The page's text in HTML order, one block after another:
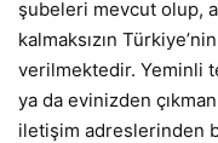
şubeleri mevcut olup,
kalmaksızın
verilmektedir. Yeminli
ya da evinizden
iletişim adreslerinden